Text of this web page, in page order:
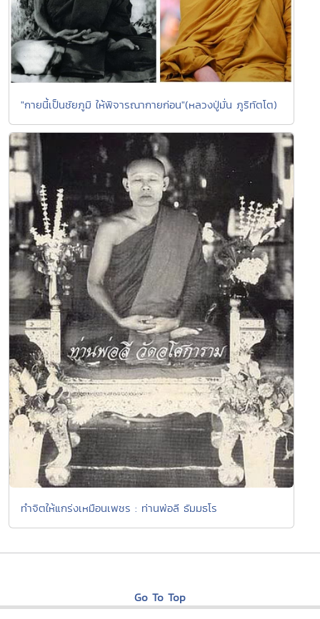
"กายนี้เป็นชัยภูมิ ให้พิจารณากายก่อน"(หลวงปู่มั่น ภูริทัตโต)
ทำจิตให้แกร่งเหมือนเพชร : ท่านพ่อลี ธัมมธโร
Go To Top